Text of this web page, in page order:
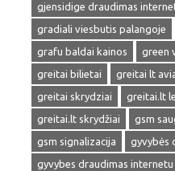
gjensidige draudimas
gradiali viesbutis palangoje
grafu baldai kainos
green
greitai bilietai
greitai lt
greitai skrydziai
greitai.lt
greitai.lt skrydžiai
gsm
gsm signalizacija
gyvybės
gyvybes draudimas internetu